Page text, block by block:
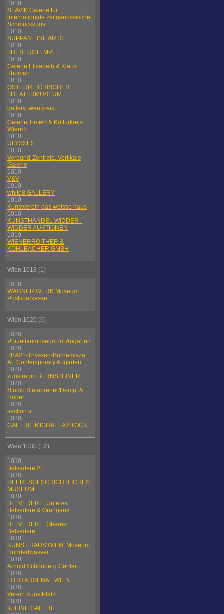
1010
SLAVIK Galerie für
internationale zeitgenössische
Schmuckkunst
1010
SUPPAN FINE ARTS
1010
THESEUSTEMPEL
1010
Galerie Elisabeth & Klaus
Thoman
1010
ÖSTERREICHISCHES
THEATERMUSEUM
1010
gallery twenty-six
1010
Galerie Time® & Kulturkreis
Wien®
1010
ULYSSES
1010
Verbund-Zentrale, Vertikale
Galerie
1010
V&V
1010
white8 GALLERY
1010
Kunstverein das weisse haus
1010
KUNSTHANDEL WIDDER -
WIDDER AUKTIONEN
1010
WIENERROITHER &
KOHLBACHER GMBH
Wien 1018 (1)
1018
WAGNER:WERK Museum
Postsparkasse
Wien 1020 (6)
1020
Porzellanmuseum im Augarten
1020
TBA21-Thyssen-Bornemisza
Art Contemporary Augarten
1020
kunstraum BERNSTEINER
1020
Studio Steinbrener/Dempf &
Huber
1020
section.a
1020
GALERIE MICHAELA STOCK
Wien 1030 (12)
1030
Belvedere 21
1030
HEERESGESCHICHTLICHES
MUSEUM
1030
BELVEDERE, Unteres
Belvedere & Orangerie
1030
BELVEDERE, Oberes
Belvedere
1030
KUNST HAUS WIEN. Museum
Hundertwasser
1030
Arnold Schönberg Center
1030
FOTO ARSENAL WIEN
1030
Verein KunstPlatzl
1030
KLEINE GALERIE